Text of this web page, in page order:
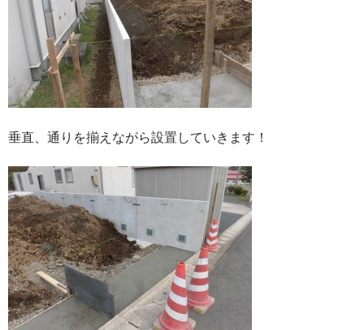
垂直、通りを揃えながら設置していきます！